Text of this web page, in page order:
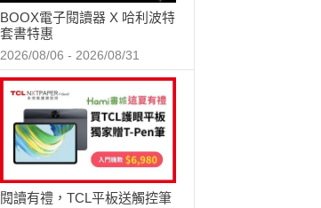
BOOX電子閱讀器 X 哈利波特
套書特惠
2026/08/06 - 2026/08/31
閱讀有禮，TCL平板送觸控筆